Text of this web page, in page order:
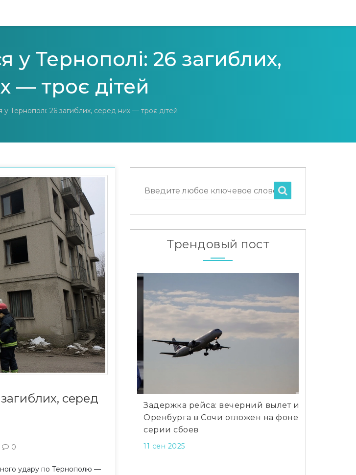
у Тернополі: 26 загиблих,
— троє дітей
у Тернополі: 26 загиблих, серед них — троє дітей
серед
0
удару по Тернополю —
Введите любое ключевое слово
Трендовый пост
Кац против ФБК: новые
спора о репутационном
Задержка рейса: вечерний вылет из
Оренбурга в Сочи отложен на фоне
серии сбоев
11 сен 2025